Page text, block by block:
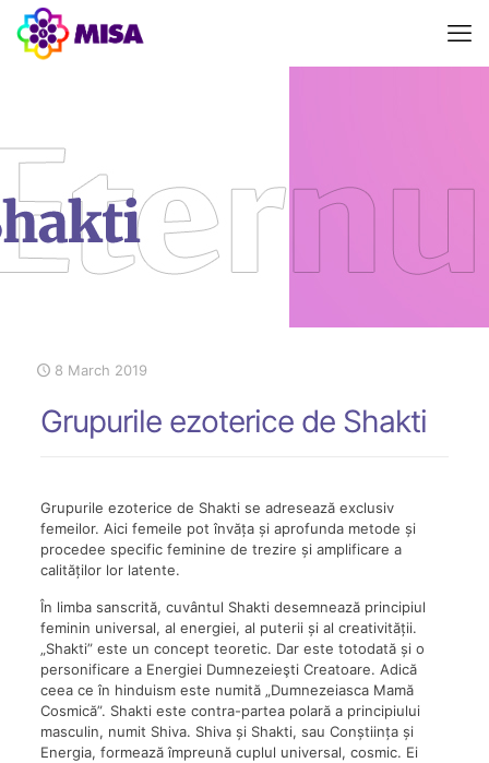
8 March 2019
Grupurile ezoterice de Shakti
Grupurile ezoterice de Shakti se adresează exclusiv
femeilor. Aici femeile pot învăța și aprofunda metode și
procedee specific feminine de trezire și amplificare a
calităților lor latente.
În limba sanscrită, cuvântul Shakti desemnează principiul
feminin universal, al energiei, al puterii și al creativității.
„Shakti” este un concept teoretic. Dar este totodată și o
personificare a Energiei Dumnezeieşti Creatoare. Adică
ceea ce în hinduism este numită „Dumnezeiasca Mamă
Cosmică”. Shakti este contra-partea polară a principiului
masculin, numit Shiva. Shiva și Shakti, sau Conștiința și
Energia, formează împreună cuplul universal, cosmic. Ei